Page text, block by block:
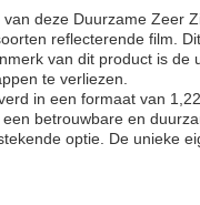
deze Duurzame Zeer
reflecterende film.
van dit product is
te verliezen.
in een formaat van
betrouwbare en
optie. De unieke